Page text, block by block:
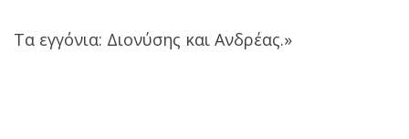
Τα εγγόνια: Διονύσης και Ανδρέας.»